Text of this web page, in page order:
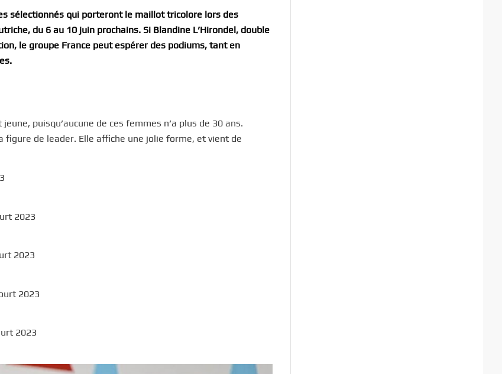
sélectionnés qui porteront le maillot tricolore lors des
du 6 au 10 juin prochains. Si Blandine L’Hirondel, double
le groupe France peut espérer des podiums, tant en
puisqu’aucune de ces femmes n’a plus de 30 ans.
figure de leader. Elle affiche une jolie forme, et vient de
2023
2023
2023
2023